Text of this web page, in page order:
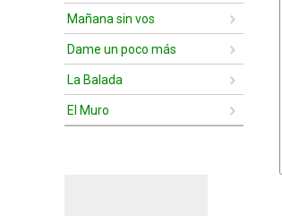
Mañana sin vos
Dame un poco más
La Balada
El Muro